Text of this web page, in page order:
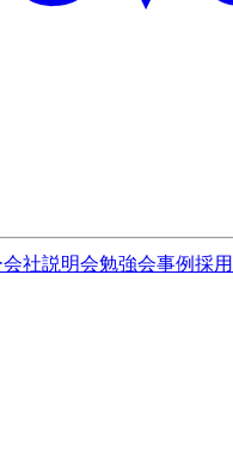
会社説明会勉強会事例採用